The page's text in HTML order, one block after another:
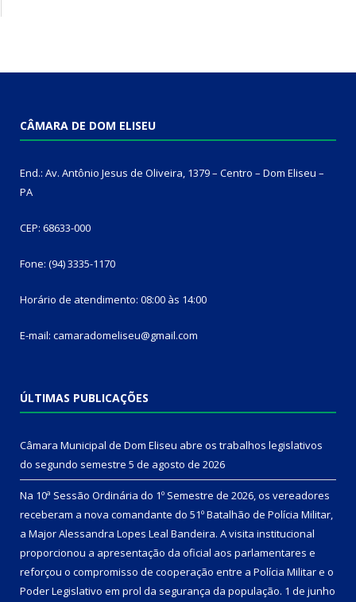
CÂMARA DE DOM ELISEU
End.: Av. Antônio Jesus de Oliveira, 1379 – Centro – Dom Eliseu –
PA
CEP: 68633-000
Fone: (94) 3335-1170
Horário de atendimento: 08:00 às 14:00
E-mail: camaradomeliseu@gmail.com
ÚLTIMAS PUBLICAÇÕES
Câmara Municipal de Dom Eliseu abre os trabalhos legislativos
do segundo semestre 5 de agosto de 2026
Na 10ª Sessão Ordinária do 1º Semestre de 2026, os vereadores
receberam a nova comandante do 51º Batalhão de Polícia Militar,
a Major Alessandra Lopes Leal Bandeira. A visita institucional
proporcionou a apresentação da oficial aos parlamentares e
reforçou o compromisso de cooperação entre a Polícia Militar e o
Poder Legislativo em prol da segurança da população. 1 de junho